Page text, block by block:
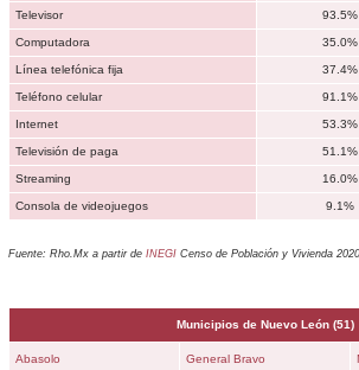
Televisor 93.5%
Computadora 35.0%
Línea telefónica fija 37.4%
Teléfono celular 91.1%
Internet 53.3%
Televisión de paga 51.1%
Streaming 16.0%
Consola de videojuegos 9.1%
Fuente: Rho.Mx a partir de INEGI Censo de Población y Vivienda 2020.
Municipios de Nuevo León (51)
Abasolo General Bravo